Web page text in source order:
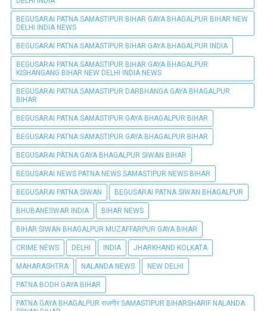
BEGUSARAI PATNA SAMASTIPUR BIHAR GAYA BHAGALPUR BIHAR NEW
DELHI INDIA NEWS
BEGUSARAI PATNA SAMASTIPUR BIHAR GAYA BHAGALPUR INDIA
BEGUSARAI PATNA SAMASTIPUR BIHAR GAYA BHAGALPUR
KISHANGANG BIHAR NEW DELHI INDIA NEWS
BEGUSARAI PATNA SAMASTIPUR DARBHANGA GAYA BHAGALPUR
BIHAR
BEGUSARAI PATNA SAMASTIPUR GAYA BHAGALPUR BIHAR
BEGUSARAI PATNA SAMASTIPUR GAYA BHAGALPUR BIHAR
BEGUSARAI PÀTNA GAYA BHAGALPUR SIWAN BIHAR
BEGUSARAI NEWS PATNA NEWS SAMASTIPUR NEWS BIHAR
BEGUSARAI PATNA SIWAN BEGUSARAI PATNA SIWAN BHAGALPUR
BHUBANESWAR INDIA BIHAR NEWS
BIHAR SIWAN BHAGALPUR MUZAFFARPUR GAYA BIHAR
CRIME NEWS DELHI INDIA JHARKHAND KOLKATA
MAHARASHTRA NALANDA NEWS NEW DELHI
PATNA BODH GAYA BIHAR
PATNA GAYA BHAGALPUR राजगीर SAMASTIPUR BIHARSHARIF NALANDA